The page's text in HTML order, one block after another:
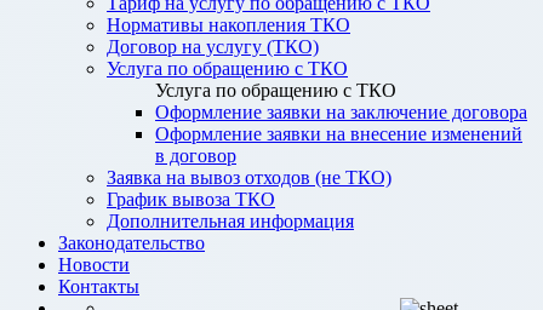
Нормативы накопления ТКО
Договор на услугу (ТКО)
Услуга по обращению с ТКО
Услуга по обращению с ТКО
Оформление заявки на заключение договора
Оформление заявки на внесение изменений
в договор
Заявка на вывоз отходов (не ТКО)
График вывоза ТКО
Дополнительная информация
Законодательство
Новости
Контакты